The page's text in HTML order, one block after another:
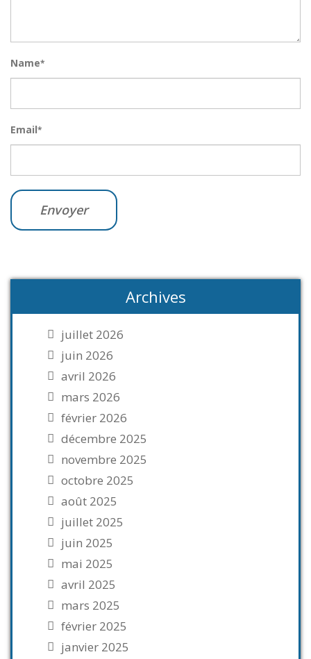
Name*
Email*
Archives
juillet 2026
juin 2026
avril 2026
mars 2026
février 2026
décembre 2025
novembre 2025
octobre 2025
août 2025
juillet 2025
juin 2025
mai 2025
avril 2025
mars 2025
février 2025
janvier 2025